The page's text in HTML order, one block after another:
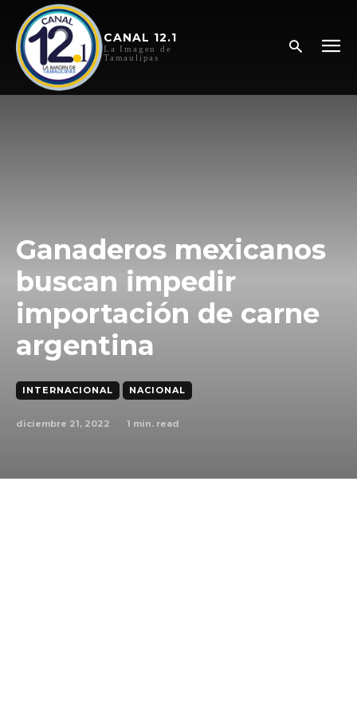
CANAL 12.1
La Imagen de
Tamaulipas
Ganaderos mexicanos
buscan impedir
importación de carne
argentina
INTERNACIONAL NACIONAL
diciembre 21, 2022 1 min. read